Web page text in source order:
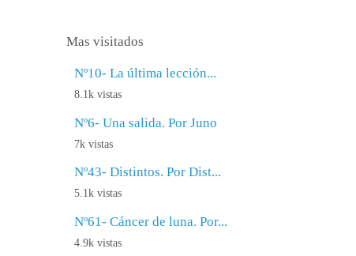
Mas visitados
Nº10- La última lección...
8.1k vistas
Nº6- Una salida. Por Juno
7k vistas
Nº43- Distintos. Por Dist...
5.1k vistas
Nº61- Cáncer de luna. Por...
4.9k vistas